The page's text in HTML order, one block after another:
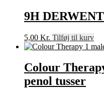
9H
5,00 Kr. Tilføj til kurv
Colour
penol tusser